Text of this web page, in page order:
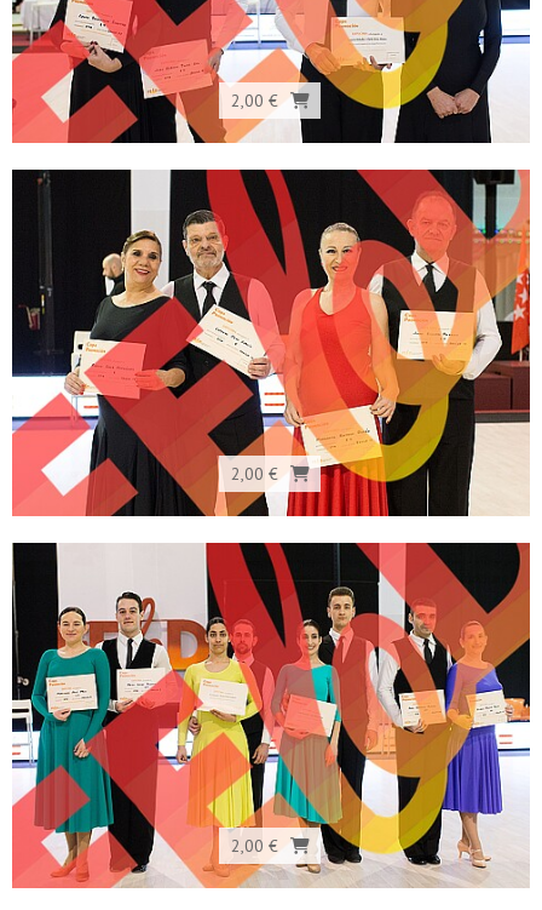
2,00 €
2,00 €
2,00 €